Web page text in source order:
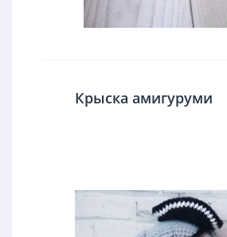
Крыска амигуруми